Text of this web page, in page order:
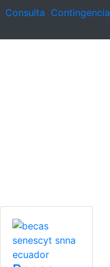
Consulta Contingencia